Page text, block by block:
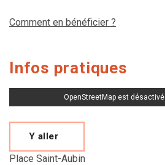
Comment en bénéficier ?
Infos pratiques
OpenStreetMap est désactivé.
Y aller
Place Saint-Aubin